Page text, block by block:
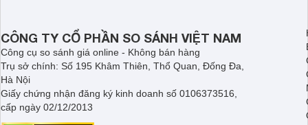
CÔNG TY CỔ PHẦN SO SÁNH VIỆT NAM
Công cụ so sánh giá online - Không bán hàng
Trụ sở chính: Số 195 Khâm Thiên, Thổ Quan, Đống Đa,
Hà Nội
Giấy chứng nhận đăng ký kinh doanh số 0106373516,
cấp ngày 02/12/2013